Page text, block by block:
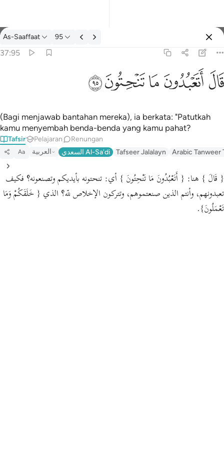
Tafsir: As-Saaffaat 37:95
As-Saaffaat 95
37:95
ﲟﲠﲡﲢﲣ
(Bagi menjawab bantahan mereka), ia berkata: "Patutkah
kamu menyembah benda-benda yang kamu pahat?
Tafsir Pelajaran Renungan
Aa العربية السعدي Al-Sa'di Tafseer Jalalayn Arabic Tanweer
{ قَالَ } هنا: { أَتَعْبُدُونَ مَا تَنْحِتُونَ } أي: تنحتونه بأيديكم وتصنعونه؟ فكيف
تعبدونهم، وأنتم الذين صنعتموهم، وتتركون الإخلاص للّه؟ الذي { خَلَقَكُمْ وَمَا
تَعْمَلُونَ}.